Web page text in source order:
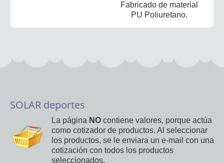
Fabricado de material
PU Poliuretano.
SOLAR deportes
La página NO contiene valores, porque actúa
como cotizador de productos. Al seleccionar
los productos, se le enviara un e-mail con una
cotización con todos los productos
seleccionados.